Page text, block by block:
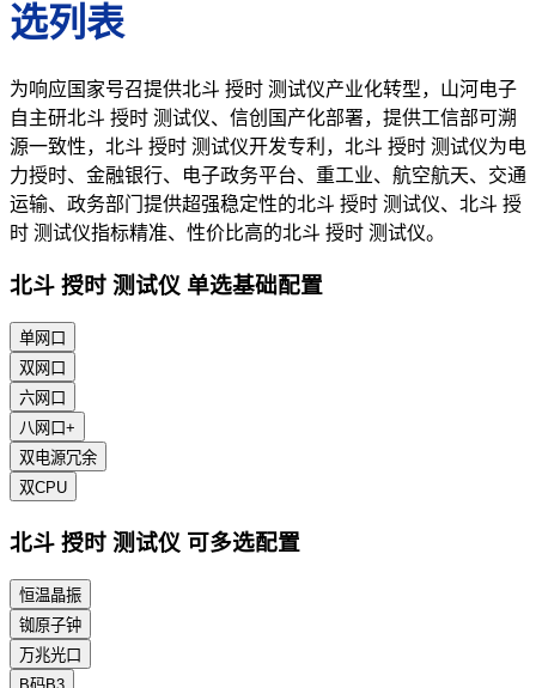
选列表
为响应国家号召提供北斗 授时 测试仪产业化转型，山河电子
自主研北斗 授时 测试仪、信创国产化部署，提供工信部可溯
源一致性，北斗 授时 测试仪开发专利，北斗 授时 测试仪为电
力授时、金融银行、电子政务平台、重工业、航空航天、交通
运输、政务部门提供超强稳定性的北斗 授时 测试仪、北斗 授
时 测试仪指标精准、性价比高的北斗 授时 测试仪。
北斗 授时 测试仪 单选基础配置
单网口
双网口
六网口
八网口+
双电源冗余
双CPU
北斗 授时 测试仪 可多选配置
恒温晶振
铷原子钟
万兆光口
B码B3